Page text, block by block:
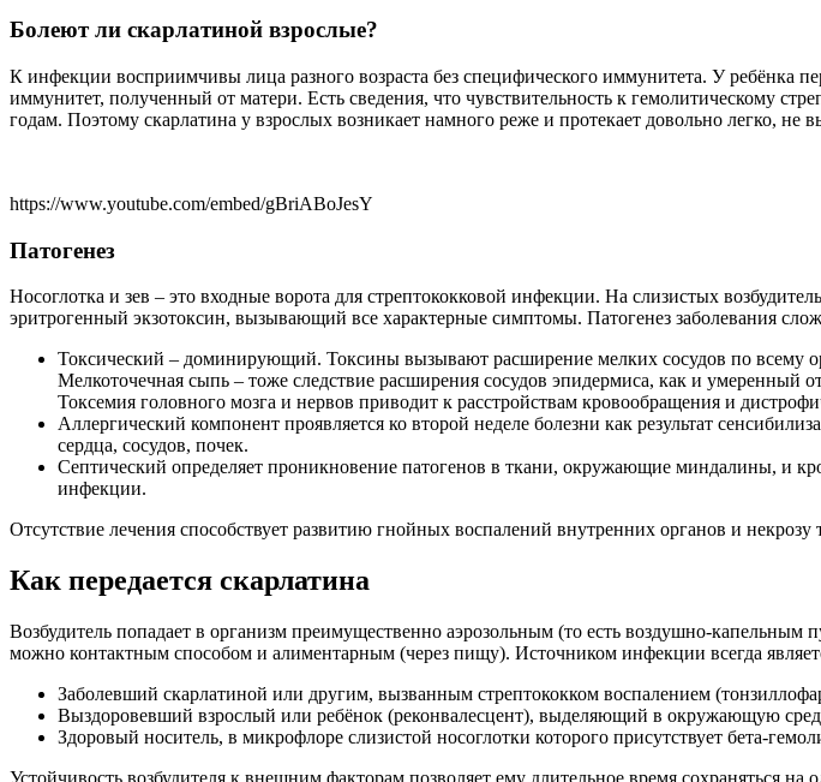
Болеют ли скарлатиной взрослые?
К инфекции восприимчивы лица разного возраста без специфического иммунитета. У ребёнка
иммунитет, полученный от матери. Есть сведения, что чувствительность к гемолитическому
годам. Поэтому скарлатина у взрослых возникает намного реже и протекает довольно легко, не
https://www.youtube.com/embed/gBriABoJesY
Патогенез
Носоглотка и зев – это входные ворота для стрептококковой инфекции. На слизистых
эритрогенный экзотоксин, вызывающий все характерные симптомы. Патогенез заболевания
Токсический – доминирующий. Токсины вызывают расширение мелких сосудов по всему
Мелкоточечная сыпь – тоже следствие расширения сосудов эпидермиса, как и
Токсемия головного мозга и нервов приводит к расстройствам кровообращения и
Аллергический компонент проявляется ко второй неделе болезни как результат
сердца, сосудов, почек.
Септический определяет проникновение патогенов в ткани, окружающие миндалины, и
инфекции.
Отсутствие лечения способствует развитию гнойных воспалений внутренних органов и
Как передается скарлатина
Возбудитель попадает в организм преимущественно аэрозольным (то есть воздушно-
можно контактным способом и алиментарным (через пищу). Источником инфекции всегда
Заболевший скарлатиной или другим, вызванным стрептококком воспалением
Выздоровевший взрослый или ребёнок (реконвалесцент), выделяющий в окружающую
Здоровый носитель, в микрофлоре слизистой носоглотки которого присутствует бета-
Устойчивость возбудителя к внешним факторам позволяет ему длительное время сохраняться